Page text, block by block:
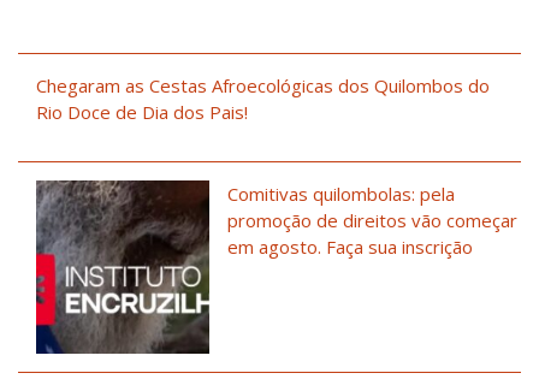
Chegaram as Cestas Afroecológicas dos Quilombos do
Rio Doce de Dia dos Pais!
Comitivas quilombolas: pela
promoção de direitos vão começar
em agosto. Faça sua inscrição